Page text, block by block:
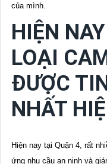
của mình.
HIỆN
LOẠI
ĐƯỢC
NHẤT
Hiện nay tại Quận 4, rất
ứng nhu cầu an ninh và